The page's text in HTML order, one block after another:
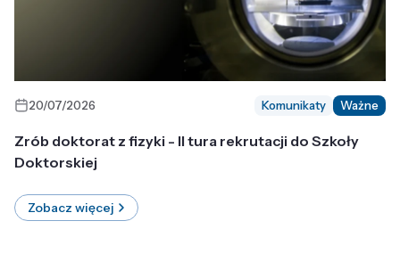
20/07/2026 Komunikaty Ważne
Zrób doktorat z fizyki - II tura rekrutacji do Szkoły
Doktorskiej
Zobacz więcej